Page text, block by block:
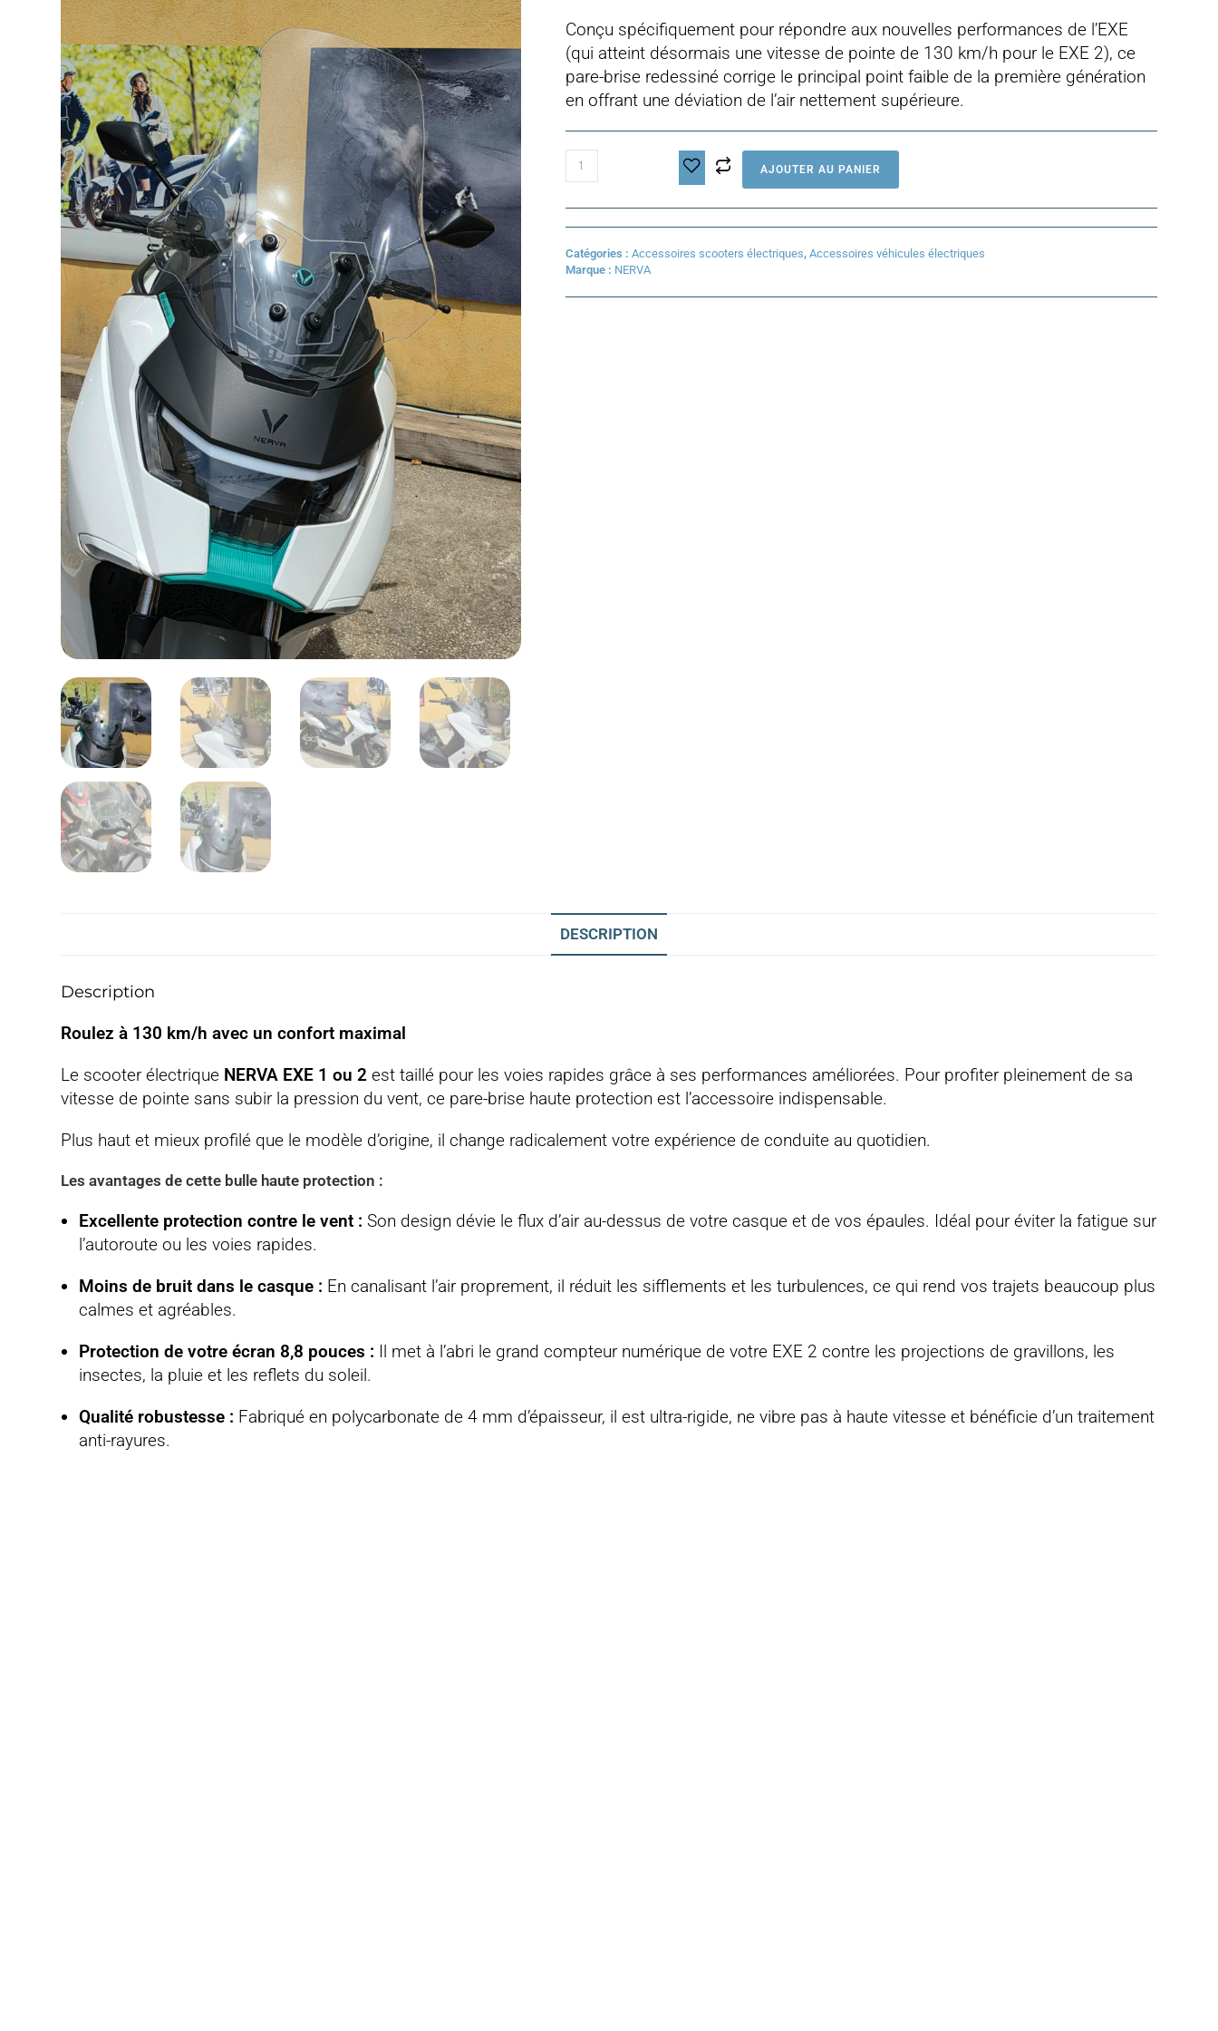
Conçu spécifiquement pour répondre aux nouvelles performances de l’EXE
(qui atteint désormais une vitesse de pointe de 130 km/h pour le EXE 2), ce
pare-brise redessiné corrige le principal point faible de la première génération
en offrant une déviation de l’air nettement supérieure.
Brise
Haute
Nerva
Exe
AJOUTER AU PANIER
Catégories : Accessoires scooters électriques, Accessoires véhicules électriques
Marque : NERVA
DESCRIPTION
Description
Roulez à 130 km/h avec un confort maximal
Le scooter électrique NERVA EXE 1 ou 2 est taillé pour les voies rapides grâce à ses performances améliorées. Pour profiter pleinement de sa
vitesse de pointe sans subir la pression du vent, ce pare-brise haute protection est l’accessoire indispensable.
Plus haut et mieux profilé que le modèle d’origine, il change radicalement votre expérience de conduite au quotidien.
Les avantages de cette bulle haute protection :
Excellente protection contre le vent : Son design dévie le flux d’air au-dessus de votre casque et de vos épaules. Idéal pour éviter la fatigue sur
l’autoroute ou les voies rapides.
Moins de bruit dans le casque : En canalisant l’air proprement, il réduit les sifflements et les turbulences, ce qui rend vos trajets beaucoup plus
calmes et agréables.
Protection de votre écran 8,8 pouces : Il met à l’abri le grand compteur numérique de votre EXE 2 contre les projections de gravillons, les
insectes, la pluie et les reflets du soleil.
Qualité robustesse : Fabriqué en polycarbonate de 4 mm d’épaisseur, il est ultra-rigide, ne vibre pas à haute vitesse et bénéficie d’un traitement
anti-rayures.